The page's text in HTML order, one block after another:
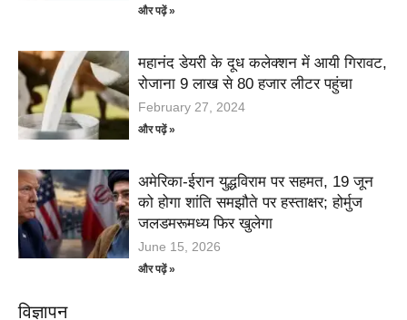
और पढ़ें »
महानंद डेयरी के दूध कलेक्शन में आयी गिरावट,
रोजाना 9 लाख से 80 हजार लीटर पहुंचा
February 27, 2024
और पढ़ें »
अमेरिका-ईरान युद्धविराम पर सहमत, 19 जून
को होगा शांति समझौते पर हस्ताक्षर; होर्मुज
जलडमरूमध्य फिर खुलेगा
June 15, 2026
और पढ़ें »
विज्ञापन